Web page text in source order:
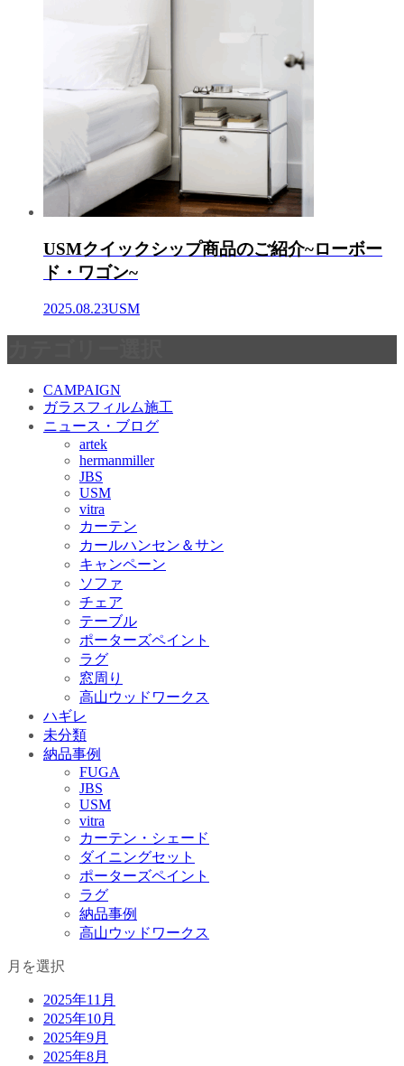
USMクイックシップ商品のご紹介~ローボー
ド・ワゴン~
2025.08.23USM
CAMPAIGN
ガラスフィルム施工
ニュース・ブログ
artek
hermanmiller
JBS
USM
vitra
カーテン
カールハンセン＆サン
キャンペーン
ソファ
チェア
テーブル
ポーターズペイント
ラグ
窓周り
高山ウッドワークス
ハギレ
未分類
納品事例
FUGA
JBS
USM
vitra
カーテン・シェード
ダイニングセット
ポーターズペイント
ラグ
納品事例
高山ウッドワークス
月を選択
2025年11月
2025年10月
2025年9月
2025年8月